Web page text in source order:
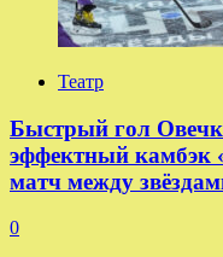
Театр
Быстрый гол
эффектный камбэк
матч между
0